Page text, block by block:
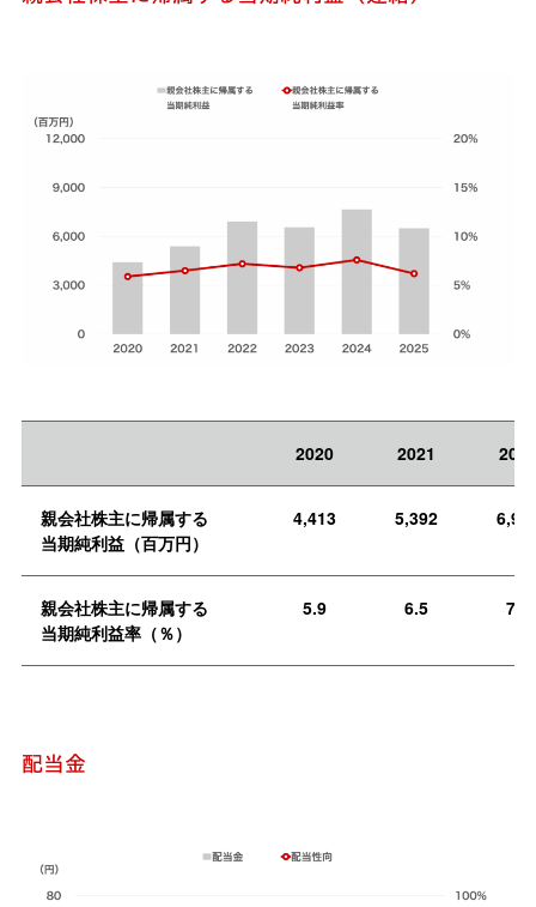
2020 2021 2022
親会社株主に帰属する
当期純利益（百万円）
4,413 5,392
親会社株主に帰属する
当期純利益率（％）
5.9 6.5 7.2
配当金